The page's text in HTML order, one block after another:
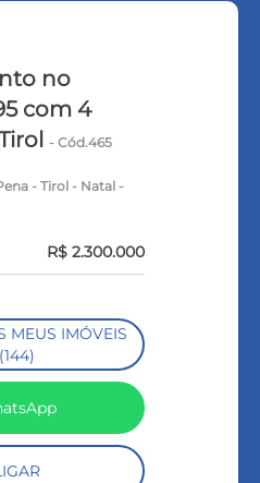
no
com 4
- Cód.465
- Tirol - Natal -
R$ 2.300.000
MEUS IMÓVEIS
(144)